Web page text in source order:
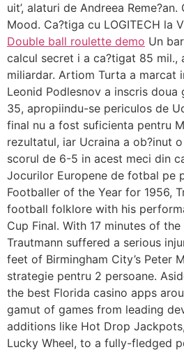
uit’, alaturi de Andreea
Mood. Ca?tiga cu LOGITECH la
Double ball roulette demo Un
calcul secret i a ca?tigat 85 mil.,
miliardar. Artiom Turta a marcat
Leonid Podlesnov a inscris
35, apropiindu-se periculos de
final nu a fost suficienta pentru
rezultatul, iar Ucraina a ob?inut
scorul de 6-5 in acest meci din
Jocurilor Europene de fotbal pe
Footballer of the Year for 1956,
football folklore with his
Cup Final. With 17 minutes of
Trautmann suffered a serious
feet of Birmingham City’s Peter
strategie pentru 2 persoane.
the best Florida casino apps
gamut of games from leading
additions like Hot Drop
Lucky Wheel, to a fully-fledged